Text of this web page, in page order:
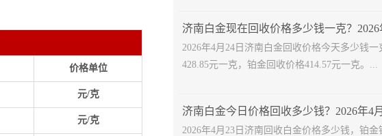
价格单位
元/克
元/克
2026年4月24日济南白金回收价格今天多少钱
428.85元一克，铂金回收价格414.57元一克。...
2026年4月23日济南回收白金价格多少钱，铂金